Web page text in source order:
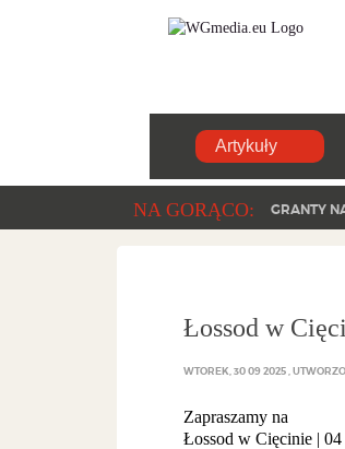
Artykuły
NA GORĄCO: GRANTY
Łossod w
WTOREK, 30 09 2025
Zapraszamy na
Łossod w Cięcinie |